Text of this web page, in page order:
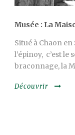
Musée : La
Situé à Chaon
l’épinoy, c’est le
braconnage, la
Découvrir